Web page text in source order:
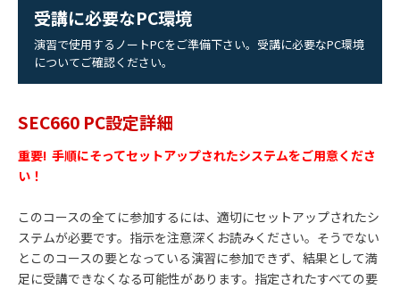
受講に必要なPC環境
演習で使用するノートPCをご準備下さい。受講に必要なPC環境
についてご確認ください。
SEC660 PC設定詳細
重要! 手順にそってセットアップされたシステムをご用意くださ
い！
このコースの全てに参加するには、適切にセットアップされたシ
ステムが必要です。指示を注意深くお読みください。そうでない
とこのコースの要となっている演習に参加できず、結果として満
足に受講できなくなる可能性があります。指定されたすべての要